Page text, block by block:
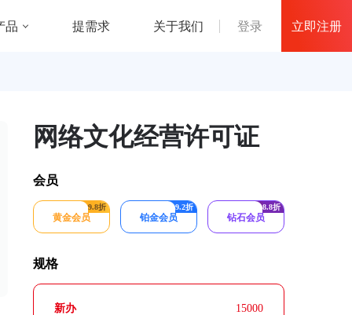
品 提需求 关于我们 登录 立即注册
网络文化经营许可证
会员
9.8折
黄金会员
9.2折
铂金会员
8.8折
钻石会员
规格
新办 15000